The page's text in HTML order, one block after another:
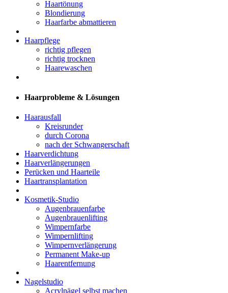
Haartönung
Blondierung
Haarfarbe abmattieren
Haarpflege
richtig pflegen
richtig trocknen
Haarewaschen
Haarprobleme & Lösungen
Haarausfall
Kreisrunder
durch Corona
nach der Schwangerschaft
Haarverdichtung
Haarverlängerungen
Perücken und Haarteile
Haartransplantation
Kosmetik-Studio
Augenbrauenfarbe
Augenbrauenlifting
Wimpernfarbe
Wimpernlifting
Wimpernverlängerung
Permanent Make-up
Haarentfernung
Nagelstudio
Acrylnägel selbst machen